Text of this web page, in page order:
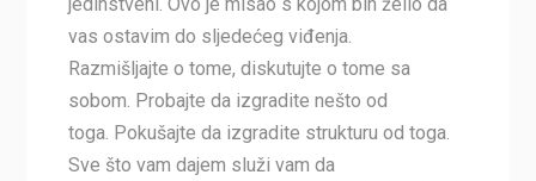
jedinstveni. Ovo je misao s kojom bih želio da
vas ostavim do sljedećeg viđenja.
Razmišljajte o tome, diskutujte o tome sa
sobom. Probajte da izgradite nešto od
toga. Pokušajte da izgradite strukturu od toga.
Sve što vam dajem služi vam da